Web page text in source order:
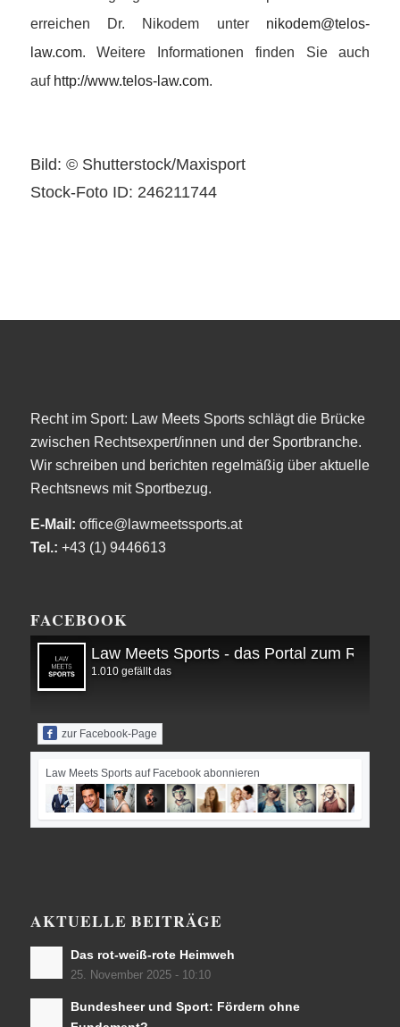
erreichen Dr. Nikodem unter nikodem@telos-
law.com. Weitere Informationen finden Sie auch
auf http://www.telos-law.com.
Bild: © Shutterstock/Maxisport
Stock-Foto ID: 246211744
Recht im Sport: Law Meets Sports schlägt die Brücke
zwischen Rechtsexpert/innen und der Sportbranche.
Wir schreiben und berichten regelmäßig über aktuelle
Rechtsnews mit Sportbezug.
E-Mail: office@lawmeetssports.at
Tel.: +43 (1) 9446613
FACEBOOK
Law Meets Sports - das Portal zum Recht
1.010 gefällt das
zur Facebook-Page
Law Meets Sports auf Facebook abonnieren
AKTUELLE BEITRÄGE
Das rot-weiß-rote Heimweh
25. November 2025 - 10:10
Bundesheer und Sport: Fördern ohne